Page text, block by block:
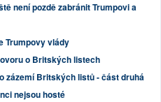
není pozdě zabránit Trumpovi a
Trumpovy vlády
o Britských listech
zázemí Britských listů - část druhá
nejsou hosté